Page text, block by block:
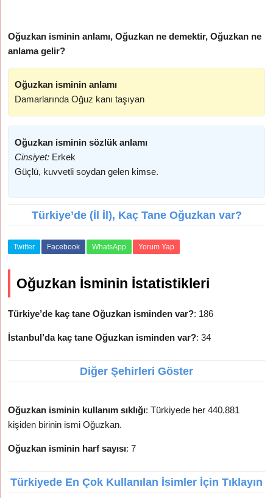
Oğuzkan isminin anlamı, Oğuzkan ne demektir, Oğuzkan ne
anlama gelir?
Oğuzkan isminin anlamı
Damarlarında Oğuz kanı taşıyan
Oğuzkan isminin sözlük anlamı
Cinsiyet: Erkek
Güçlü, kuvvetli soydan gelen kimse.
Türkiye’de (İl İl), Kaç Tane Oğuzkan var?
Twitter Facebook WhatsApp Yorum Yap
Oğuzkan İsminin İstatistikleri
Türkiye’de kaç tane Oğuzkan isminden var?: 186
İstanbul’da kaç tane Oğuzkan isminden var?: 34
Diğer Şehirleri Göster
Oğuzkan isminin kullanım sıklığı: Türkiyede her 440.881
kişiden birinin ismi Oğuzkan.
Oğuzkan isminin harf sayısı: 7
Türkiyede En Çok Kullanılan İsimler İçin Tıklayın